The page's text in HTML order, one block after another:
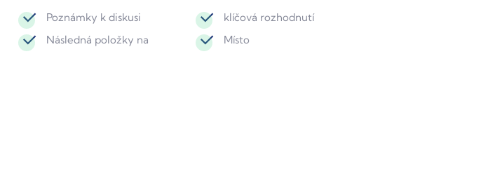
Poznámky k diskusi
klíčová rozhodnutí
Následná položky na
Místo